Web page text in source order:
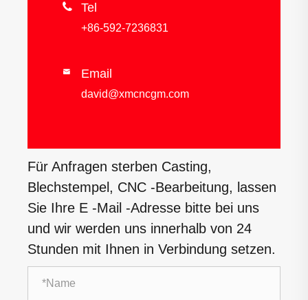
 Tel
+86-592-7236831
 Email
david@xmcncgm.com
Für Anfragen sterben Casting,
Blechstempel, CNC -Bearbeitung, lassen
Sie Ihre E -Mail -Adresse bitte bei uns
und wir werden uns innerhalb von 24
Stunden mit Ihnen in Verbindung setzen.